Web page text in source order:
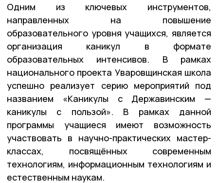
Одним из ключевых инструментов,
направленных на повышение
образовательного уровня учащихся, является
организация каникул в формате
образовательных интенсивов. В рамках
национального проекта Уваровщинская школа
успешно реализует серию мероприятий под
названием «Каникулы с Державинским —
каникулы с пользой». В рамках данной
программы учащиеся имеют возможность
участвовать в научно-практических мастер-
классах, посвящённых современным
технологиям, информационным технологиям и
естественным наукам.